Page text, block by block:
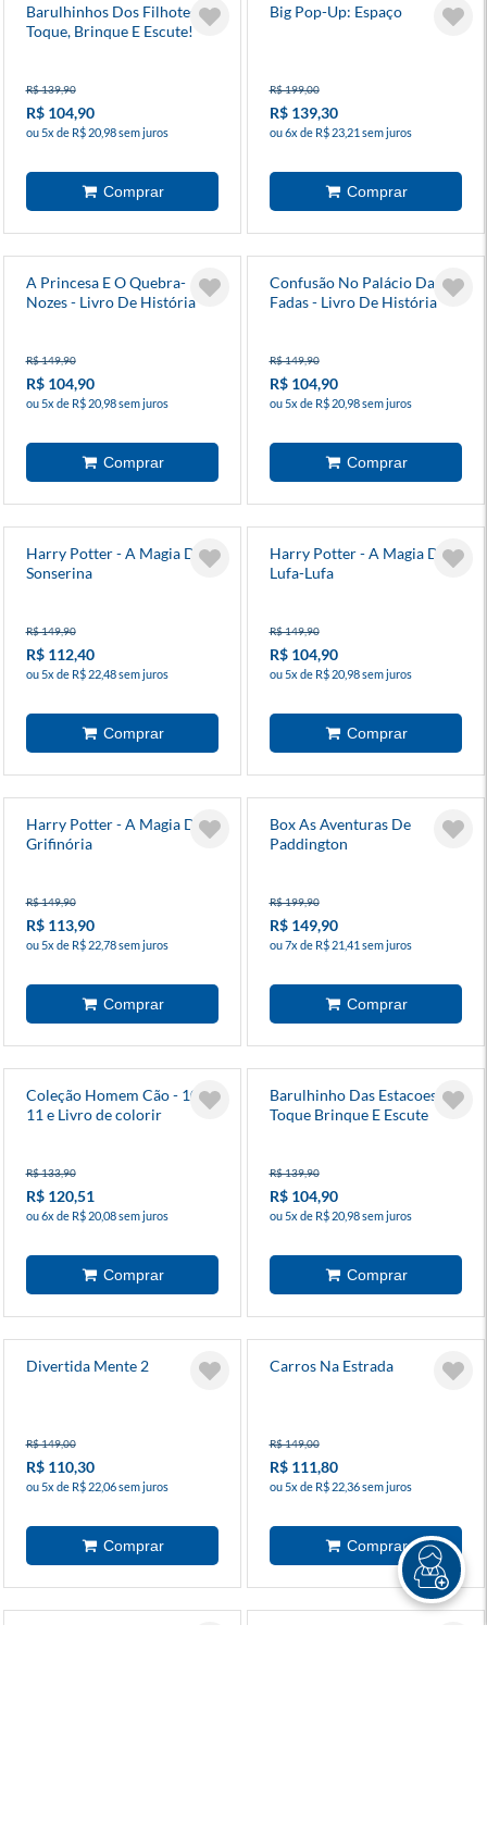
Barulhinhos Dos Filhotes!:
Toque, Brinque E Escute!
R$ 139,90
R$ 104,90
ou 5x de R$ 20,98 sem juros
Big Pop-Up: Espaço
R$ 199,00
R$ 139,30
ou 6x de R$ 23,21 sem juros
A Princesa E O Quebra-
Nozes - Livro De História
R$ 149,90
R$ 104,90
ou 5x de R$ 20,98 sem juros
Confusão No Palácio Das
Fadas - Livro De História
R$ 149,90
R$ 104,90
ou 5x de R$ 20,98 sem juros
Harry Potter - A Magia Da
Sonserina
R$ 149,90
R$ 112,40
ou 5x de R$ 22,48 sem juros
Harry Potter - A Magia Da
Lufa-Lufa
R$ 149,90
R$ 104,90
ou 5x de R$ 20,98 sem juros
Harry Potter - A Magia Da
Grifinória
R$ 149,90
R$ 113,90
ou 5x de R$ 22,78 sem juros
Box As Aventuras De
Paddington
R$ 199,90
R$ 149,90
ou 7x de R$ 21,41 sem juros
Coleção Homem Cão - 10,
11 e Livro de colorir
R$ 133,90
R$ 120,51
ou 6x de R$ 20,08 sem juros
Barulhinho Das Estacoes -
Toque Brinque E Escute
R$ 139,90
R$ 104,90
ou 5x de R$ 20,98 sem juros
Divertida Mente 2
R$ 149,00
R$ 110,30
ou 5x de R$ 22,06 sem juros
Carros Na Estrada
R$ 149,00
R$ 111,80
ou 5x de R$ 22,36 sem juros